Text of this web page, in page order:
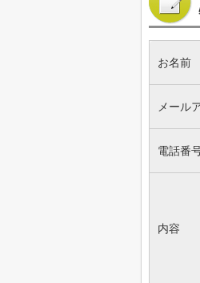
お名前
メール
電話番
内容